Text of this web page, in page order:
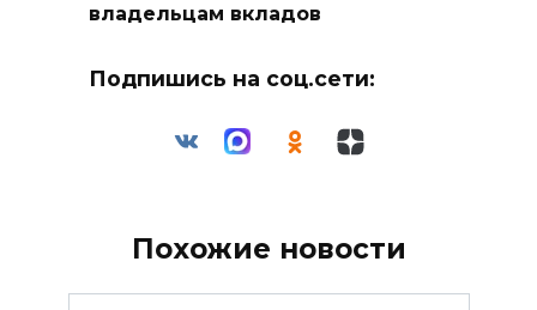
владельцам вкладов
Подпишись на соц.сети:
Похожие новости